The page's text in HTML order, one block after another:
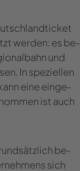
wer­den: es be­
und
In spe­zi­el­len
eine ein­ge­
ist auch
be­
sich